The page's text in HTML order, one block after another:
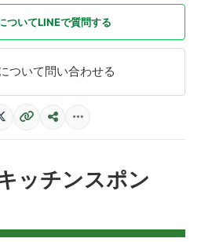
ついてLINEで質問する
ついて問い合わせる
ッチンスポン